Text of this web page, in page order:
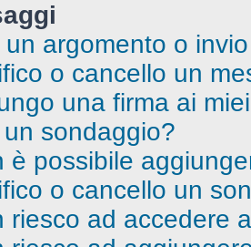
argomento o
o cancello un
una firma ai
sondaggio?
è possibile
o cancello un
riesco ad accedere